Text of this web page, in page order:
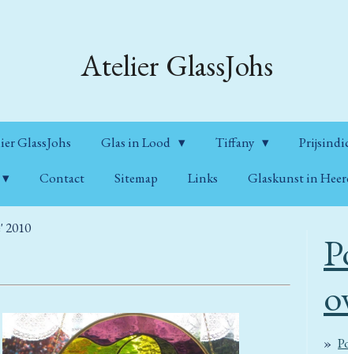
Atelier GlassJohs
GlassJohs Glas in Lood Tiffany
Contact Sitemap Links Glaskunst in
2010